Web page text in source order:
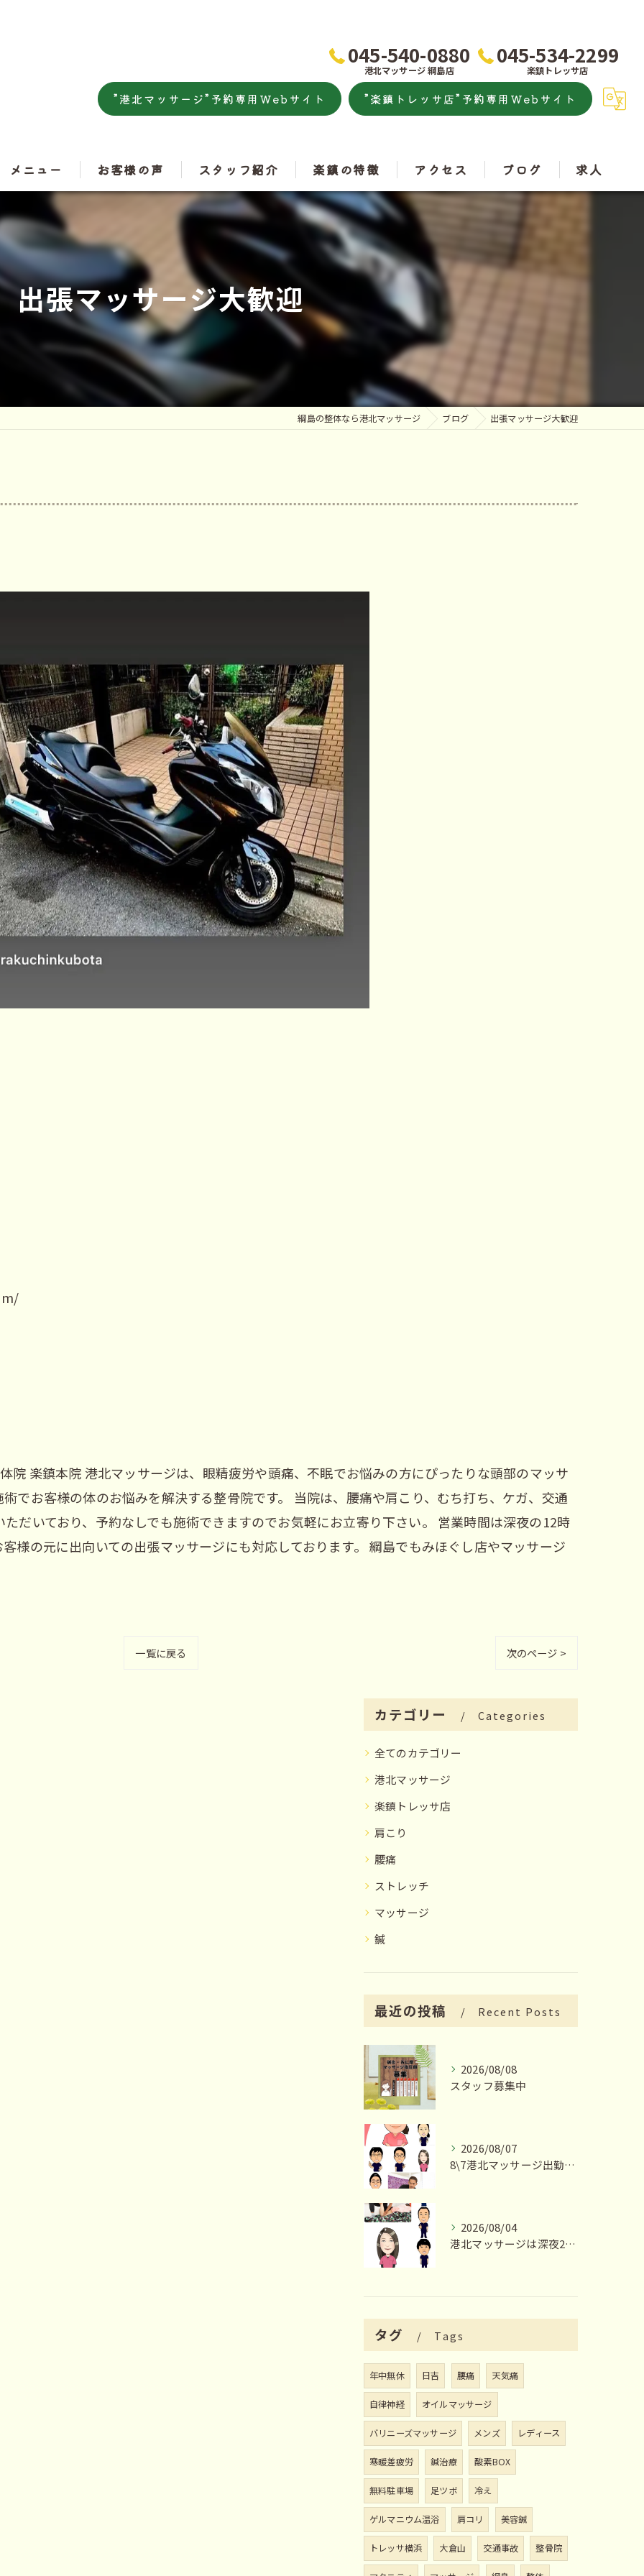
045-540-0880
港北マッサージ 綱島店
045-534-2299
楽鎮トレッサ店
”港北マッサージ”予約専用Webサイト ”楽鎮トレッサ店”予約専用Webサイト
メニュー お客様の声 スタッフ紹介 楽鎮の特徴
肩こり
腰痛
マッサージ
アクセス
港北マッサージ
楽鎮トレッサ店
ブログ 求人
出張マッサージ大歓迎
綱島の整体なら港北マッサージ ブログ 出張マッサージ大歓迎
院 楽鎮本院 港北マッサージは、眼精疲労や頭痛、不眠でお悩みの方にぴったりな頭部のマッサ
でお客様の体のお悩みを解決する整骨院です。 当院は、腰痛や肩こり、むち打ち、ケガ、交通
だいており、予約なしでも施術できますのでお気軽にお立寄り下さい。 営業時間は深夜の12時
様の元に出向いての出張マッサージにも対応しております。 綱島でもみほぐし店やマッサージ
一覧に戻る 次のページ >
カテゴリー Categories
全てのカテゴリー
港北マッサージ
楽鎮トレッサ店
肩こり
腰痛
ストレッチ
マッサージ
鍼
最近の投稿 Recent Posts
2026/08/08
スタッフ募集中
2026/08/07
8\7港北マッサージ出勤スタッフ情報
2026/08/04
港北マッサージは深夜23時まで営業いたします
タグ Tags
年中無休 日吉 腰痛 天気痛
自律神経 オイルマッサージ
バリニーズマッサージ メンズ レディース
寒暖差疲労 鍼治療 酸素BOX
無料駐車場 足ツボ 冷え
ゲルマニウム温浴 肩コリ 美容鍼
トレッサ横浜 大倉山 交通事故 整骨院